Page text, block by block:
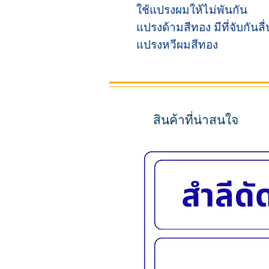
ใช้แปรงผมให้ไม่พันกัน
แปรงด้ามสีทอง มีที่จับกันลื่
แปรงหวีผมสีทอง
สินค้าที่น่าสนใจ